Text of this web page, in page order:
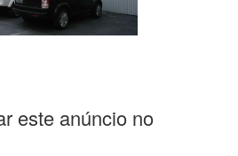
este anúncio no